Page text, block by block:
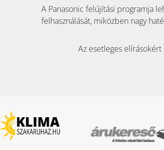
A Panasonic felújítási programja
felhasználását, miközben nagy
Az esetleges